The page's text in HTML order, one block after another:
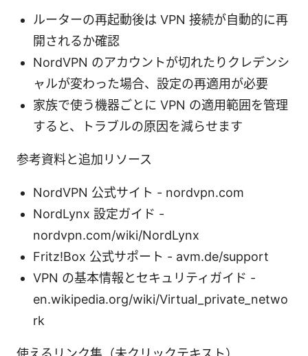
ルーターの再起動後は VPN 接続が自動的に再
開されるか確認
NordVPN のアカウントが切れたりクレデンシ
ャルが変わった場合、設定の再適用が必要
家族で使う機器ごとに VPN の適用範囲を管理
すると、トラブルの原因を減らせます
参考資料と追加リソース
NordVPN 公式サイト - nordvpn.com
NordLynx 設定ガイド -
nordvpn.com/wiki/NordLynx
Fritz!Box 公式サポート - avm.de/support
VPN の基本情報とセキュリティガイド -
en.wikipedia.org/wiki/Virtual_private_netwo
rk